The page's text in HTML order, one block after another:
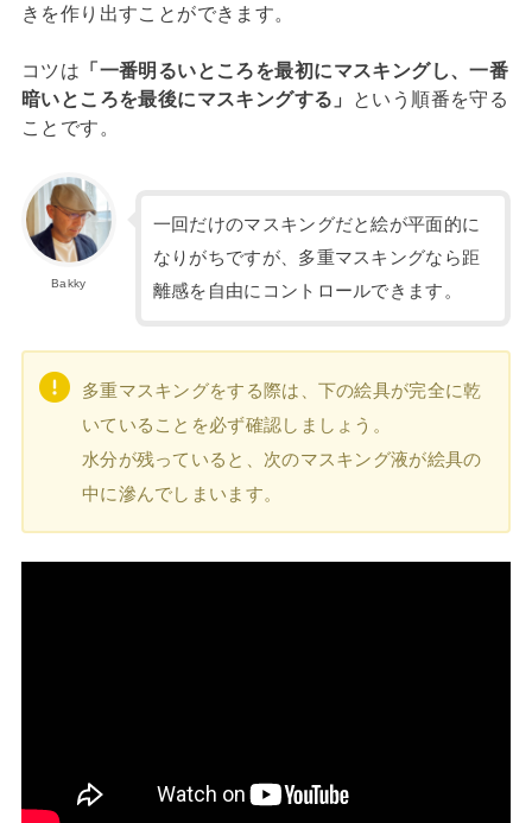
きを作り出すことができます。
コツは 「一番明るいところを最初にマスキングし、一番
暗いところを最後にマスキングする」
という順番を守る
ことです。
Bakky
一回だけのマスキングだと絵が平面的に
なりがちですが、多重マスキングなら距
離感を自由にコントロールできます。
多重マスキングをする際は、下の絵具が完全に乾
いていることを必ず確認しましょう。
水分が残っていると、次のマスキング液が絵具の
中に滲んでしまいます。